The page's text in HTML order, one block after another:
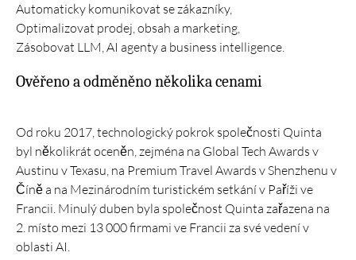
Automaticky komunikovat se zákazníky,
Optimalizovat prodej, obsah a marketing,
Zásobovat LLM, AI agenty a business intelligence.
Ověřeno a odměněno několika cenami
Od roku 2017, technologický pokrok společnosti Quinta
byl několikrát oceněn, zejména na Global Tech Awards v
Austinu v Texasu, na Premium Travel Awards v Shenzhenu v
Číně a na Mezinárodním turistickém setkání v Paříži ve
Francii. Minulý duben byla společnost Quinta zařazena na
2. místo mezi 13 000 firmami ve Francii za své vedení v
oblasti AI.